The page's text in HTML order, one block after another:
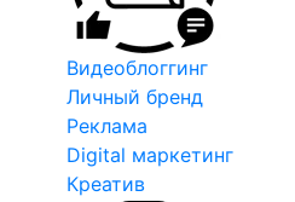
Видеоблоггинг
Личный бренд
Реклама
Digital маркетинг
Креатив